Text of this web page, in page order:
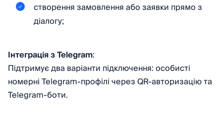
створення замовлення або заявки прямо з
діалогу;
Інтеграція з Telegram:
Підтримує два варіанти підключення: особисті
номерні Telegram-профілі через QR-авторизацію та
Telegram-боти.